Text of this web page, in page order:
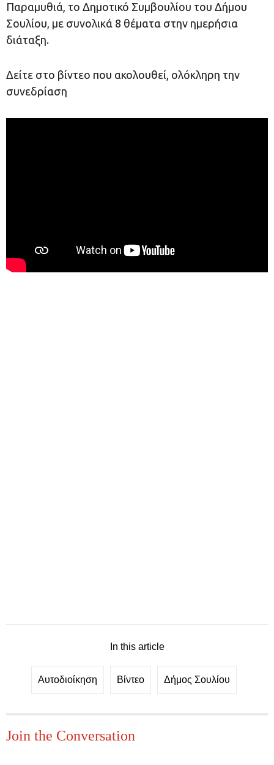
Παραμυθιά, το Δημοτικό Συμβουλίου του Δήμου
Σουλίου, με συνολικά 8 θέματα στην ημερήσια
διάταξη.
Δείτε στο βίντεο που ακολουθεί, ολόκληρη την
συνεδρίαση
In this article
Αυτοδιοίκηση Βίντεο Δήμος Σουλίου
Join the Conversation